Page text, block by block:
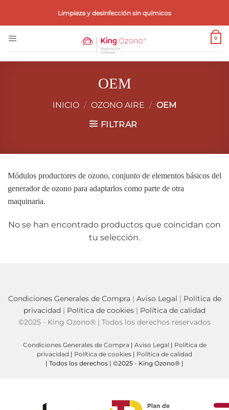
Limpieza y desinfección sin químicos
0
OEM
INICIO / OZONO AIRE / OEM
FILTRAR
Módulos productores de ozono, conjunto de elementos básicos del
generador de ozono para adaptarlos como parte de otra
maquinaria.
No se han encontrado productos que coincidan con
tu selección.
Condiciones Generales de Compra | Aviso Legal | Política de
privacidad | Política de cookies | Política de calidad
©2025 - King Ozono® | Todos los derechos reservados
Condiciones Generales de Compra | Aviso Legal | Política de
privacidad | Política de cookies | Política de calidad
| Todos los derechos | ©2025 - King Ozono® |